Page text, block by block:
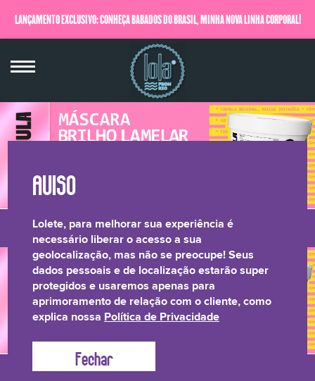
LANÇAMENTO EXCLUSIVO: CONHEÇA BABADOS DO BRASIL, MINHA NOVA LINHA CORPORAL!
QUERO SABER MAIS
LONGEVIDADE
CAPILAR
BRILHO LAMELAR CRESPOS &
CACHOS TRANSPARÊNCIA
LONGEVIDADE BRILHO LAMELAR
Lolete, para melhorar sua experiência é
necessário liberar o acesso a sua
geolocalização, mas não se preocupe! Seus
dados pessoais e de localização estarão super
protegidos e usaremos apenas para
aprimoramento de relação com o cliente, como
explica nossa Política de Privacidade